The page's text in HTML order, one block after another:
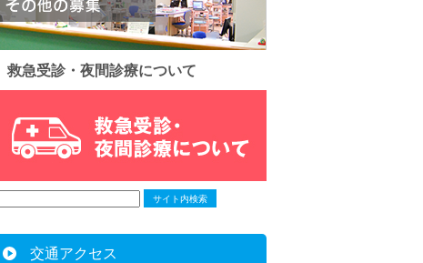
救急受診・夜間診療について
交通アクセス